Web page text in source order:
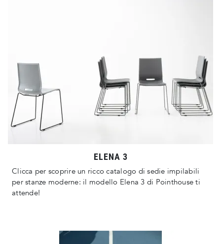
ELENA 3
Clicca per scoprire un ricco catalogo di sedie impilabili
per stanze moderne: il modello Elena 3 di Pointhouse ti
attende!